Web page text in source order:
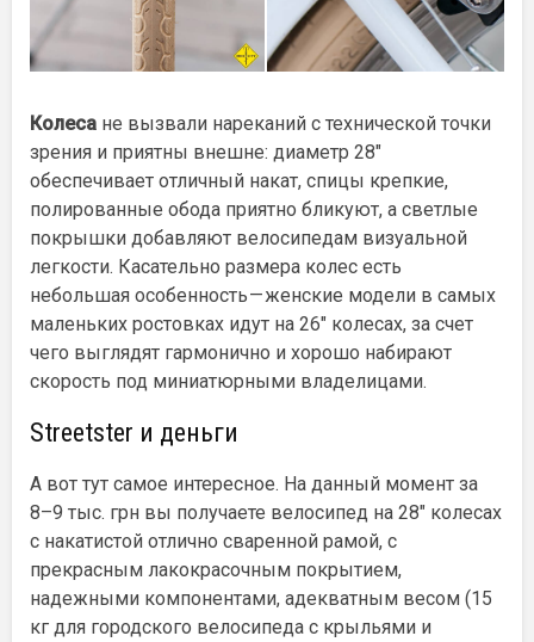
Колеса не вызвали нареканий с технической точки
зрения и приятны внешне: диаметр 28″
обеспечивает отличный накат, спицы крепкие,
полированные обода приятно бликуют, а светлые
покрышки добавляют велосипедам визуальной
легкости. Касательно размера колес есть
небольшая особенность — женские модели в самых
маленьких ростовках идут на 26″ колесах, за счет
чего выглядят гармонично и хорошо набирают
скорость под миниатюрными владелицами.
Streetster и деньги
А вот тут самое интересное. На данный момент за
8–9 тыс. грн вы получаете велосипед на 28″ колесах
с накатистой отлично сваренной рамой, с
прекрасным лакокрасочным покрытием,
надежными компонентами, адекватным весом (15
кг для городского велосипеда с крыльями и